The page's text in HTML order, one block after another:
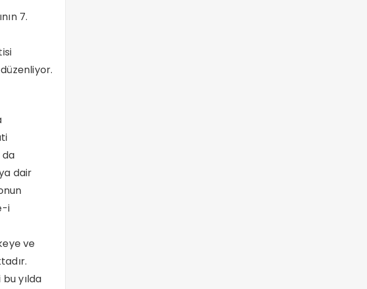
7.
da
dair
i
ve
yılda